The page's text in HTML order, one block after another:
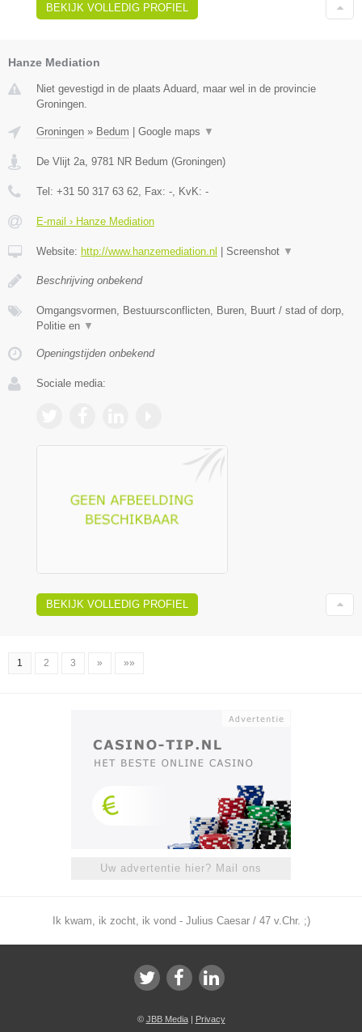
BEKIJK VOLLEDIG PROFIEL
Hanze Mediation
Niet gevestigd in de plaats Aduard, maar wel in de provincie
Groningen.
Groningen » Bedum Google maps ▼
De Vlijt 2a 9781 NR Bedum (Groningen)
Tel: +31 50 317 63 62 , Fax: - , KvK: -
E-mail › Hanze Mediation
Website: http://www.hanzemediation.nl Screenshot ▼
Beschrijving onbekend
Omgangsvormen, Bestuursconflicten, Buren, Buurt / stad of dorp,
Politie en ▼
Openingstijden onbekend
Sociale media:
BEKIJK VOLLEDIG PROFIEL
1 2 3 » »»
Uw advertentie hier? Mail ons
Ik kwam, ik zocht, ik vond - Julius Caesar / 47 v.Chr. ;)
© JBB Media| Privacy